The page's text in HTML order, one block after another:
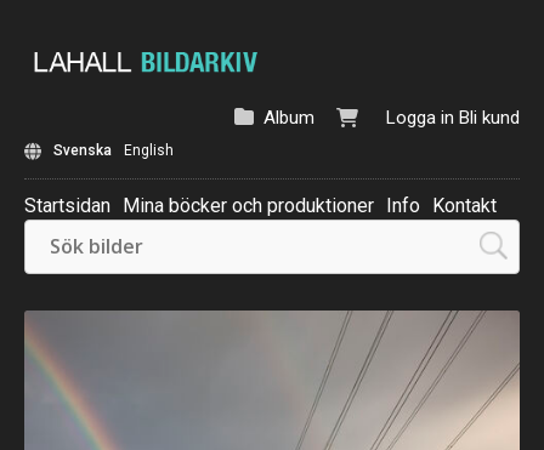
Logga in Bli kund
Album
Svenska English
Startsidan Mina böcker och produktioner Info Kontakt
Beställ: Kalender 2025